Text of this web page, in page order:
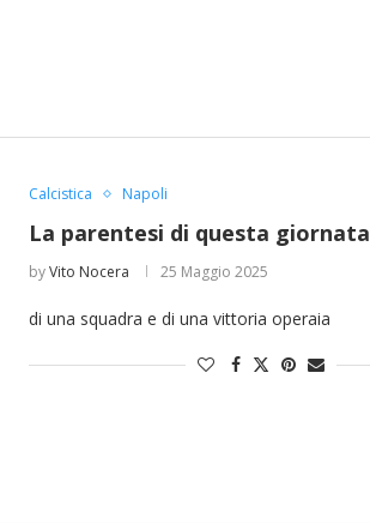
Calcistica Napoli
La parentesi di questa giornata
byVito Nocera 25 Maggio 2025
di una squadra e di una vittoria operaia